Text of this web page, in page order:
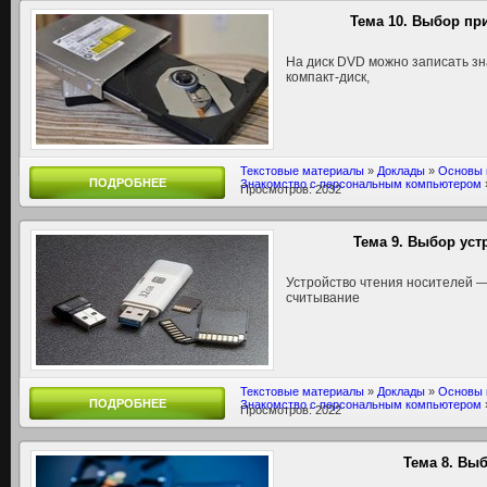
Тема 10. Выбор
На диск DVD можно записать
компакт-диск,
ПОДРОБНЕЕ
Текстовые материалы » Доклады » Основы
Знакомство с персональным компьютером
Просмотров: 2032
Тема 9. Выбор
Устройство чтения носителей
считывание
ПОДРОБНЕЕ
Текстовые материалы » Доклады » Основы
Знакомство с персональным компьютером
Просмотров: 2022
Тема 8.